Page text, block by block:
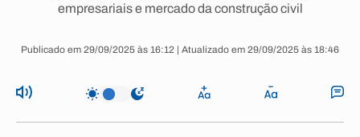
empresariais e mercado da construção civil
Publicado em 29/09/2025 às 16:12 | Atualizado em 29/09/2025 às 18:46